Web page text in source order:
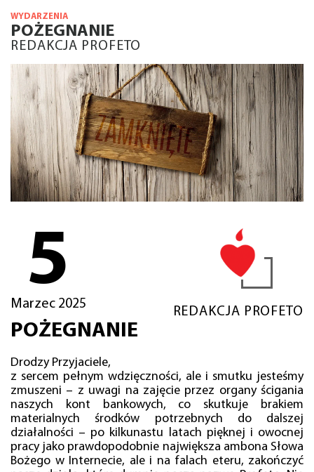
WYDARZENIA
POŻEGNANIE
REDAKCJA PROFETO
5
Marzec 2025
REDAKCJA PROFETO
POŻEGNANIE
Drodzy Przyjaciele,
z sercem pełnym wdzięczności, ale i smutku jesteśmy
zmuszeni – z uwagi na zajęcie przez organy ścigania
naszych kont bankowych, co skutkuje brakiem
materialnych środków potrzebnych do dalszej
działalności – po kilkunastu latach pięknej i owocnej
pracy jako prawdopodobnie największa ambona Słowa
Bożego w Internecie, ale i na falach eteru, zakończyć